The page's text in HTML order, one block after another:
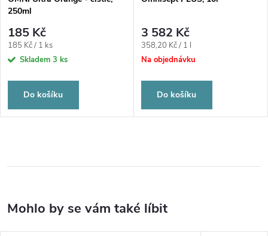
250ml
185 Kč
Měrná
cena:
185 Kč / 1 ks
Skladem 3 ks
Do košíku
3 582 Kč
Měrná
cena:
358,20 Kč / 1 l
Na objednávku
Do košíku